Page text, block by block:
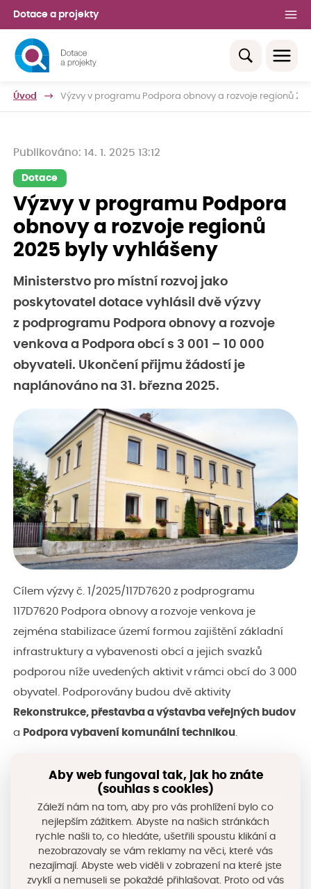
Dotace a projekty
Úvod Výzvy v programu Podpora obnovy a rozvoje regionů
Publikováno: 14. 1. 2025 13:12
Dotace
Výzvy v programu Podpora
obnovy a rozvoje regionů
2025 byly vyhlášeny
Ministerstvo pro místní rozvoj jako
poskytovatel dotace vyhlásil dvě výzvy
z podprogramu Podpora obnovy a rozvoje
venkova a Podpora obcí s 3 001 – 10 000
obyvateli. Ukončení přijmu žádostí je
naplánováno na 31. března 2025.
Cílem výzvy č. 1/2025/117D7620 z podprogramu
117D7620 Podpora obnovy a rozvoje venkova je
zejména stabilizace území formou zajištění základní
infrastruktury a vybavenosti obcí a jejich svazků
podporou níže uvedených aktivit v rámci obcí do 3 000
obyvatel. Podporovány budou dvě aktivity
Rekonstrukce, přestavba a výstavba veřejných budov
a Podpora vybavení komunální technikou.
Více informací o výzvě
Cílem výzvy č. 1/2025/117D7621 podprogramu 117D7621
Podpora obcí s 3 001 – 10 000 obyvateli je zejména
stabilizace území formou zajištění základní
infrastruktury a vybavenosti obcí s 3 001 – 10 000
Aby web fungoval tak, jak ho znáte
(souhlas s cookies)
Záleží nám na tom, aby pro vás prohlížení bylo co
nejlepším zážitkem. Abyste na našich stránkách
rychle našli to, co hledáte, ušetřili spoustu klikání a
nezobrazovaly se vám reklamy na věci, které vás
nezajímají. Abyste web viděli v zobrazení na které jste
zvyklí a nemuseli se pokaždé přihlašovat. Proto od vás